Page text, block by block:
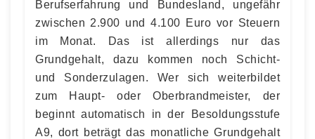
Berufserfahrung und Bundesland, ungefähr
zwischen 2.900 und 4.100 Euro vor Steuern
im Monat. Das ist allerdings nur das
Grundgehalt, dazu kommen noch Schicht-
und Sonderzulagen. Wer sich weiterbildet
zum Haupt- oder Oberbrandmeister, der
beginnt automatisch in der Besoldungsstufe
A9, dort beträgt das monatliche Grundgehalt